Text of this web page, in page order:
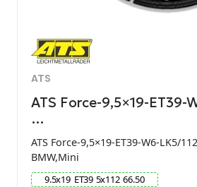
ATS
ATS Force-9,5×19-ET39-
…
ATS Force-9,5×19-ET39-W6-LK5/
BMW,Mini
9.5x19 ET39 5x112 66.50